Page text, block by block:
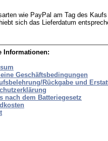
wie PayPal am Tag des
sich das Lieferdatum
Informationen:
Geschäftsbedingungen
Rückgabe und
nach dem Batteriegesetz